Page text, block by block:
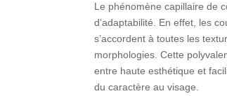
Le phénomène capillaire de
d’adaptabilité. En effet, les
s’accordent à toutes les
morphologies. Cette
entre haute esthétique et
du caractère au visage.